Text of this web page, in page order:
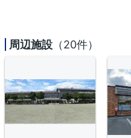
周辺施設 （20件）